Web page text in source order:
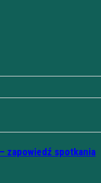
zapowiedź spotkania